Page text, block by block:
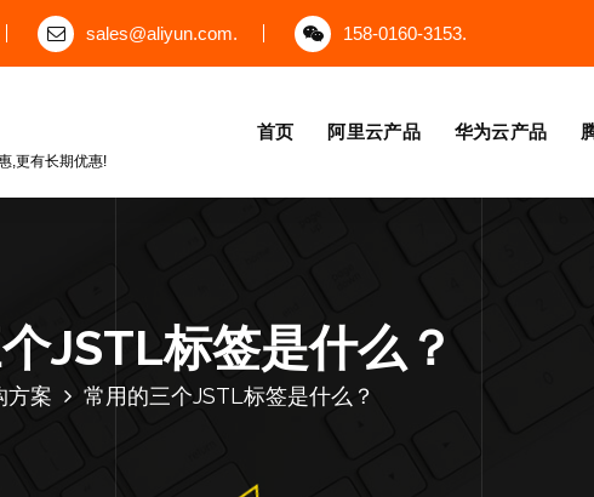
sales@aliyun.com. 158-0160-3153.
,更有长期优惠!
首页 阿里云产品 华为云产品
JSTL标签是什么？
方案 常用的三个JSTL标签是什么？